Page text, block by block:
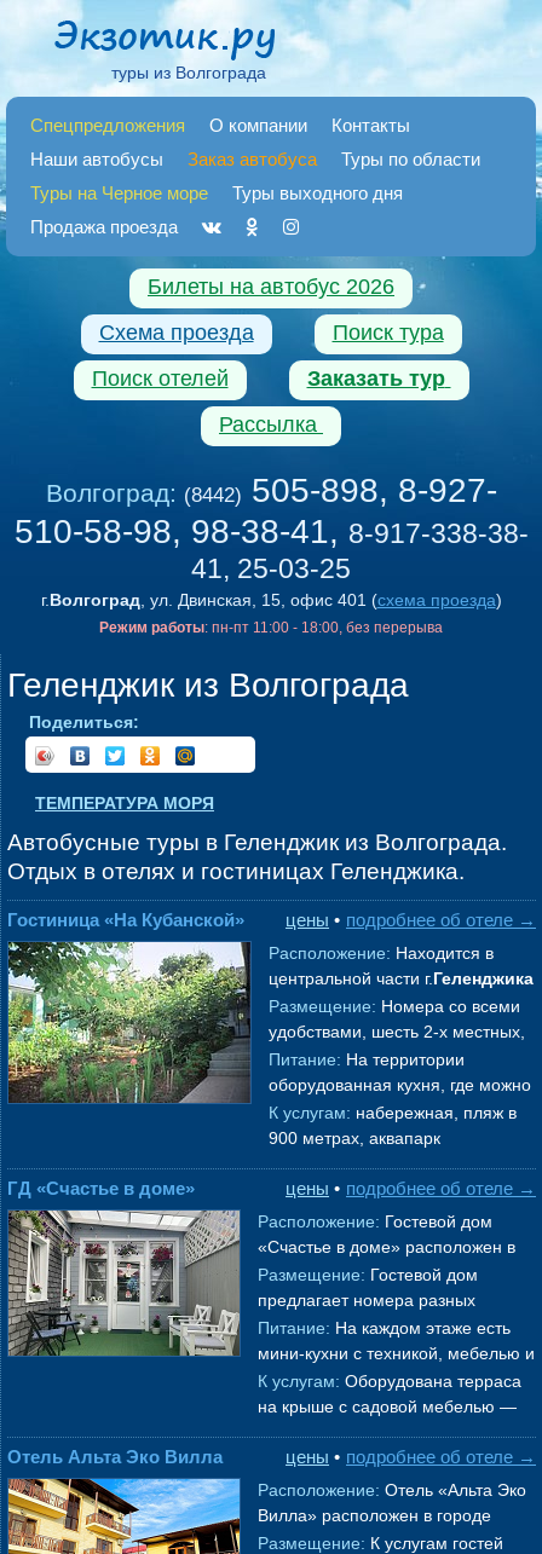
туры из Волгограда
Спецпредложения О компании
Контакты
Наши автобусы
Заказ автобуса
Туры по области
Туры на Черное море
Туры выходного дня
Продажа проезда
Билеты на автобус 2026
Схема проезда
Поиск тура
Поиск отелей
Заказать тур
Рассылка
Волгоград: (8442) 505-898, 8-927-
510-58-98, 98-38-41, 8-917-338-38-
41, 25-03-25
г.Волгоград, ул. Двинская, 15, офис 401 (схема проезда)
Режим работы: пн-пт 11:00 - 18:00, без перерыва
Геленджик из Волгограда
Поделиться:
ТЕМПЕРАТУРА МОРЯ
Автобусные туры в Геленджик из Волгограда.
Отдых в отелях и гостиницах Геленджика.
подробнее об отеле →
цены •
Гостиница «На Кубанской»
Расположение: Находится в
центральной части г.Геленджика
на спокойной тихой улице без
магистрального движения
(частный сек→
Размещение: Номера со всеми
удобствами, шесть 2-х местных,
семь 3-х местных номера и один
4-х местный 2-х комнатный
номер→
Питание: На территории
оборудованная кухня, где можно
готовить. А также в
многочисленных столовых, кафе,
К услугам: набережная, пляж в
900 метрах, аквапарк
дискотеки, кафе, бары,
рестораны, магазины, рынок
подробнее об отеле →
цены •
ГД «Счастье в доме»
Расположение: Гостевой дом
«Счастье в доме» расположен в
тихой зоне, окружённой аром
атным сосновым бором, всего в 5
минут→
Размещение: Гостевой дом
предлагает номера разных
категорий. Они оборудованы
двуспальными кроватями и
раскладным диваном,→
Питание: На каждом этаже есть
мини-кухни с техникой, мебелью и
столовыми приборами. На первом
этаже в зоне отдыха располож→
К услугам: Оборудована терраса
на крыше с садовой мебелью —
вечернего чая с видом на окр→
подробнее об отеле →
цены •
Отель Альта Эко Вилла
Расположение: Отель «Альта Эко
Вилла» расположен в городе
Геленджик, недалеко от нижней
Размещение: К услугам гостей